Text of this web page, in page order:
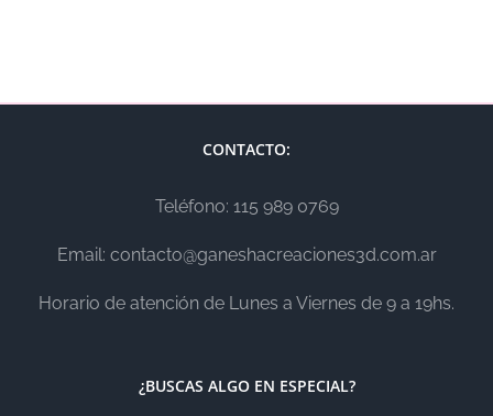
CONTACTO:
Teléfono: 115 989 0769
Email: contacto@ganeshacreaciones3d.com.ar
Horario de atención de Lunes a Viernes de 9 a 19hs.
¿BUSCAS ALGO EN ESPECIAL?